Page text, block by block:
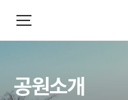
공원소개